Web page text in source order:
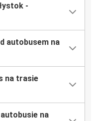
-
autobusem na
na trasie
na